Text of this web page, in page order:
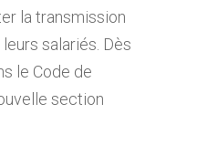
la transmission
salariés. Dès
le Code de
section